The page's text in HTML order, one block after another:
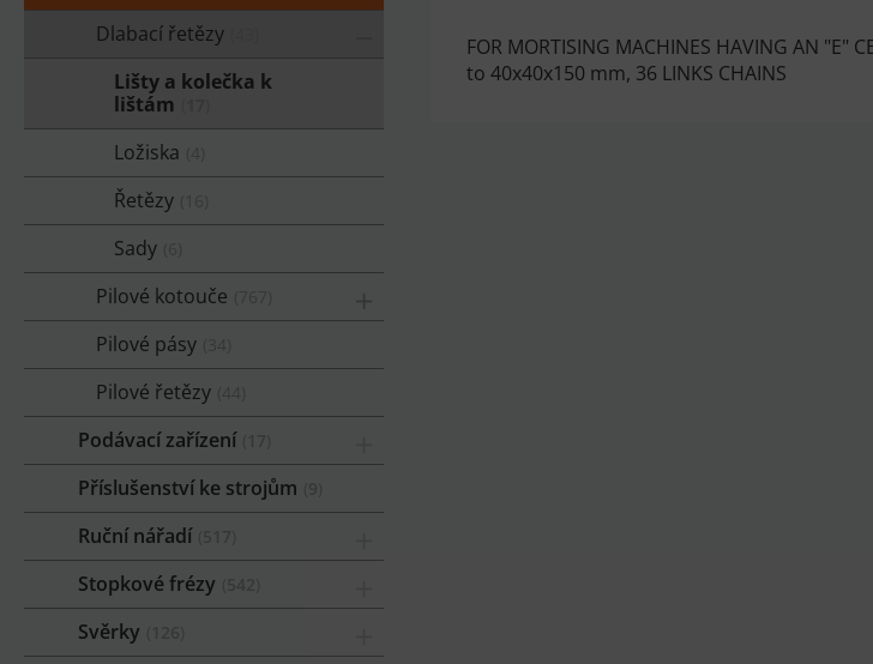
Dlabací řetězy
Lišty a kolečka k
lištám
Ložiska
Řetězy
Sady
Pilové kotouče
Pilové pásy
Pilové řetězy
Podávací zařízení
Příslušenství ke strojům
Ruční nářadí
Stopkové frézy
Svěrky
FOR MORTISING MACHINES HAVING AN "E"
to 40x40x150 mm, 36 LINKS CHAINS